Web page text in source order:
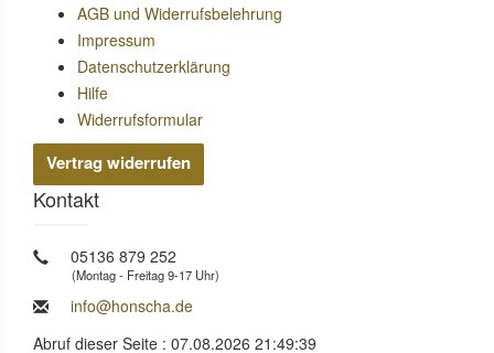
AGB und Widerrufsbelehrung
Impressum
Datenschutzerklärung
Hilfe
Widerrufsformular
Vertrag widerrufen
Kontakt
05136 879 252
(Montag - Freitag 9-17 Uhr)
info@honscha.de
Abruf dieser Seite : 07.08.2026 21:49:39